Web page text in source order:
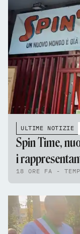
ULTIME NOTIZIE
Spin Time,
i
18 ORE FA -